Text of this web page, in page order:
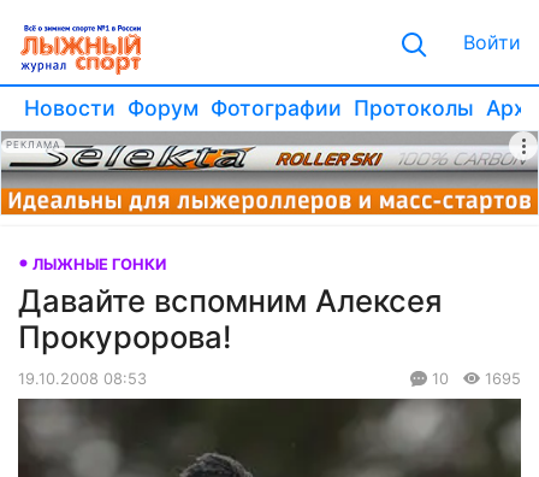
Войти
Новости Форум Фотографии Протоколы
РЕКЛАМА
ЛЫЖНЫЕ ГОНКИ
Давайте вспомним Алексея
Прокуророва!
19.10.2008 08:53 10 1695